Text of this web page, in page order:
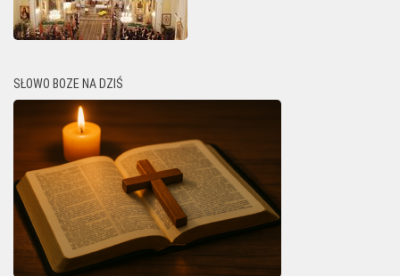
SŁOWO BOZE NA DZIŚ